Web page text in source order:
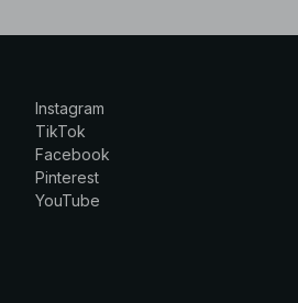
Instagram
TikTok
Facebook
Pinterest
YouTube